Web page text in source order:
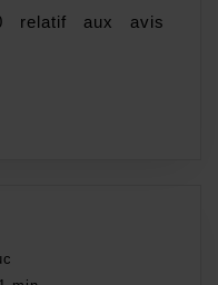
relatif aux avis